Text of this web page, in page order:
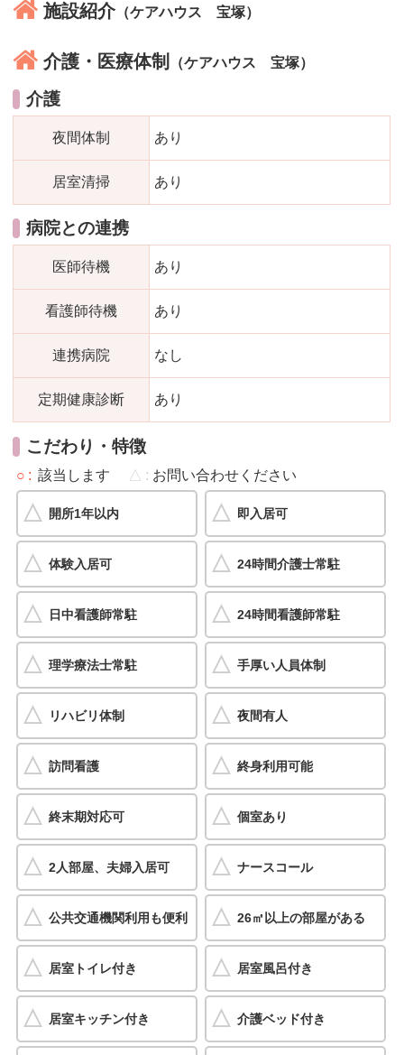
施設紹介（ケアハウス 宝塚）
介護・医療体制 （ケアハウス 宝塚）
介護
夜間体制 あり
居室清掃 あり
病院との連携
医師待機 あり
看護師待機 あり
連携病院 なし
定期健康診断 あり
こだわり・特徴
○ 該当します △ お問い合わせください
開所1年以内 即入居可
体験入居可 24時間介護士常駐
日中看護師常駐 24時間看護師常駐
理学療法士常駐 手厚い人員体制
リハビリ体制 夜間有人
訪問看護 終身利用可能
終末期対応可 個室あり
2人部屋、夫婦入居可 ナースコール
公共交通機関利用も便利 26㎡以上の部屋がある
居室トイレ付き 居室風呂付き
居室キッチン付き 介護ベッド付き